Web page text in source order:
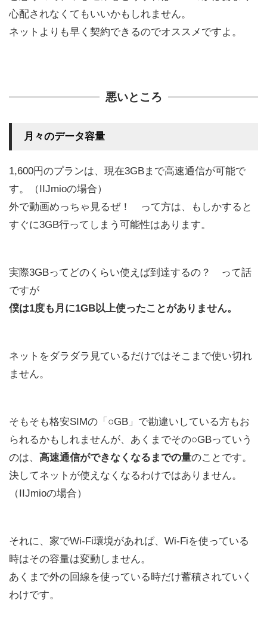
心配されなくてもいいかもしれません。
ネットよりも早く契約できるのでオススメですよ。
悪いところ
月々のデータ容量
1,600円のプランは、現在3GBまで高速通信が可能で
す。（IIJmioの場合）
外で動画めっちゃ見るぜ！ って方は、もしかすると
すぐに3GB行ってしまう可能性はあります。
実際3GBってどのくらい使えば到達するの？ って話
ですが
僕は1度も月に1GB以上使ったことがありません。
ネットをダラダラ見ているだけではそこまで使い切れ
ません。
そもそも格安SIMの「○GB」で勘違いしている方もお
られるかもしれませんが、あくまでその○GBっていう
のは、 高速通信ができなくなるまでの量のことです。
決してネットが使えなくなるわけではありません。
（IIJmioの場合）
それに、家でWi-Fi環境があれば、Wi-Fiを使っている
時はその容量は変動しません。
あくまで外の回線を使っている時だけ蓄積されていく
わけです。